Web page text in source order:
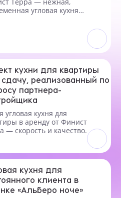
Терра — нежная,
угловая кухня
кухни для квартиры
реализованный по
партнера-
угловая кухня для
в аренду от Финист
— скорость и качество.
кухня для
клиента в
«Альберо ноче»